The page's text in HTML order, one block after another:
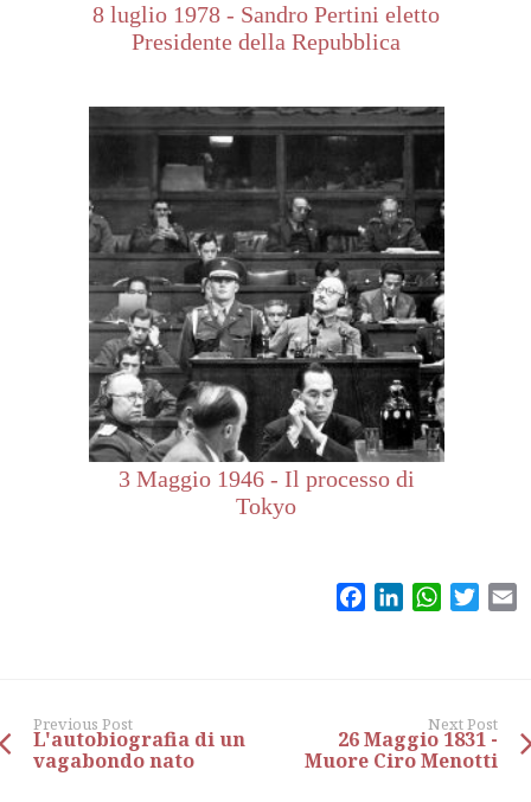
8 luglio 1978 - Sandro Pertini eletto
Presidente della Repubblica
3 Maggio 1946 - Il processo di
Tokyo
FacebookLinkedIn
Previous Post
L'autobiografia di un
vagabondo nato
Next Post
26 Maggio 1831 -
Muore Ciro Menotti